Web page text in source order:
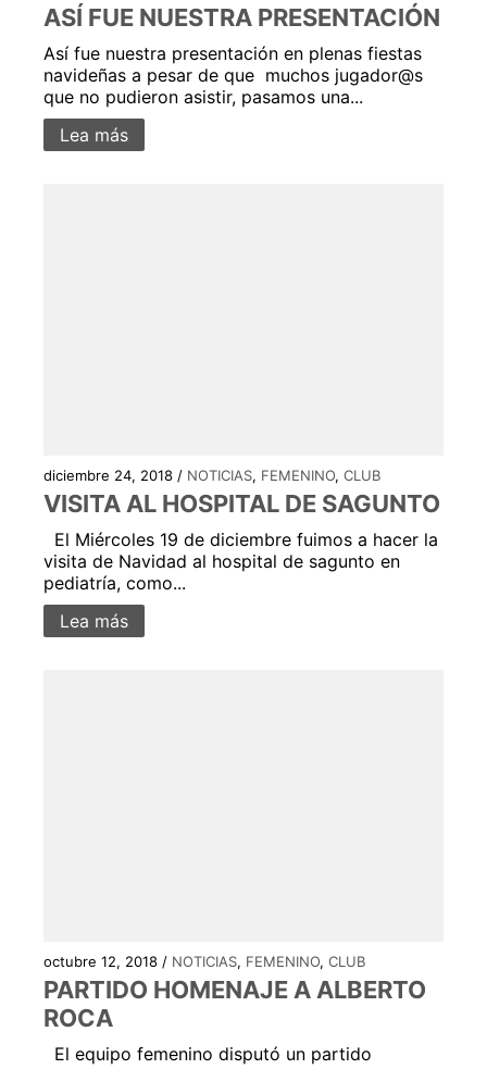
ASÍ FUE NUESTRA PRESENTACIÓN
Así fue nuestra presentación en plenas fiestas
navideñas a pesar de que muchos jugador@s
que no pudieron asistir, pasamos una...
Lea más
diciembre 24, 2018 / NOTICIAS, FEMENINO,CLUB
VISITA AL HOSPITAL DE SAGUNTO
El Miércoles 19 de diciembre fuimos a hacer la
visita de Navidad al hospital de sagunto en
pediatría, como...
Lea más
octubre 12, 2018 / NOTICIAS, FEMENINO,CLUB
PARTIDO HOMENAJE A ALBERTO
ROCA
El equipo femenino disputó un partido